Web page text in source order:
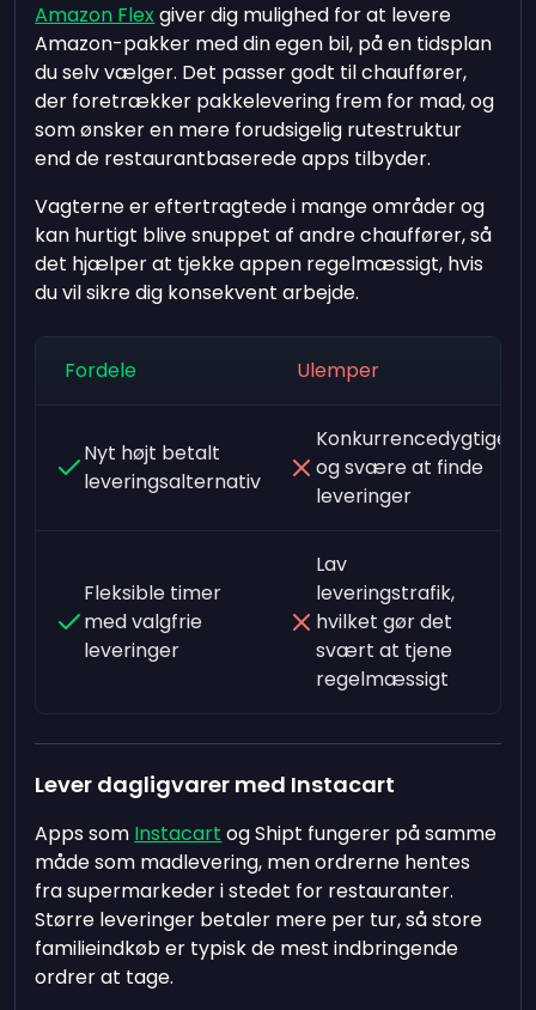
Amazon Flexgiver dig mulighed for at levere
Amazon-pakker med din egen bil, på en tidsplan
du selv vælger. Det passer godt til chauffører,
der foretrækker pakkelevering frem for mad, og
som ønsker en mere forudsigelig rutestruktur
end de restaurantbaserede apps tilbyder.
Vagterne er eftertragtede i mange områder og
kan hurtigt blive snuppet af andre chauffører, så
det hjælper at tjekke appen regelmæssigt, hvis
du vil sikre dig konsekvent arbejde.
Fordele Ulemper
Nyt højt betalt
leveringsalternativ
Konkurrencedygtige
og svære at finde
leveringer
Fleksible timer
med valgfrie
leveringer
Lav
leveringstrafik,
hvilket gør det
svært at tjene
regelmæssigt
Lever dagligvarer med Instacart
Apps som Instacart og Shipt fungerer på samme
måde som madlevering, men ordrerne hentes
fra supermarkeder i stedet for restauranter.
Større leveringer betaler mere per tur, så store
familieindkøb er typisk de mest indbringende
ordrer at tage.